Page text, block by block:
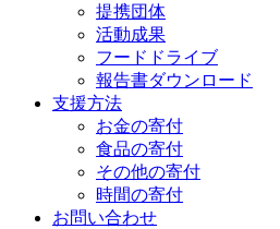
提携団体
活動成果
フードドライブ
報告書ダウンロード
支援方法
お金の寄付
食品の寄付
その他の寄付
時間の寄付
お問い合わせ